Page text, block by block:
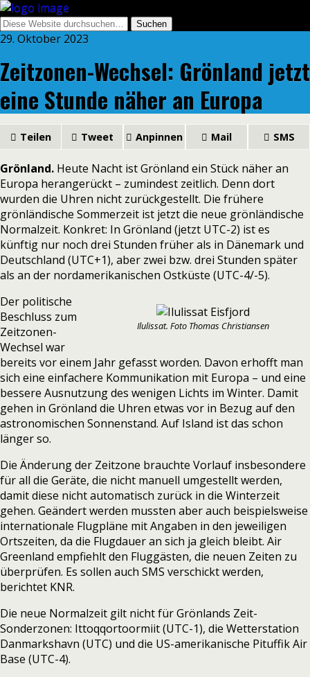
29. Oktober 2023
Zeitzonen-Wechsel: Grönland jetzt
eine Stunde näher an Europa
Teilen Tweet Anpinnen Mail SMS
Grönland. Heute Nacht ist Grönland ein Stück näher an
Europa herangerückt – zumindest zeitlich. Denn dort
wurden die Uhren nicht zurückgestellt. Die frühere
grönländische Sommerzeit ist jetzt die neue grönländische
Normalzeit. Konkret: In Grönland (jetzt UTC-2) ist es
künftig nur noch drei Stunden früher als in Dänemark und
Deutschland (UTC+1), aber zwei bzw. drei Stunden später
als an der nordamerikanischen Ostküste (UTC-4/-5).
Ilulissat. Foto Thomas Christiansen
Der politische
Beschluss zum
Zeitzonen-
Wechsel war
bereits vor einem Jahr gefasst worden. Davon erhofft man
sich eine einfachere Kommunikation mit Europa – und eine
bessere Ausnutzung des wenigen Lichts im Winter. Damit
gehen in Grönland die Uhren etwas vor in Bezug auf den
astronomischen Sonnenstand. Auf Island ist das schon
länger so.
Die Änderung der Zeitzone brauchte Vorlauf insbesondere
für all die Geräte, die nicht manuell umgestellt werden,
damit diese nicht automatisch zurück in die Winterzeit
gehen. Geändert werden mussten aber auch beispielsweise
internationale Flugpläne mit Angaben in den jeweiligen
Ortszeiten, da die Flugdauer an sich ja gleich bleibt. Air
Greenland empfiehlt den Fluggästen, die neuen Zeiten zu
überprüfen. Es sollen auch SMS verschickt werden,
berichtet KNR.
Die neue Normalzeit gilt nicht für Grönlands Zeit-
Sonderzonen: Ittoqqortoormiit (UTC-1), die Wetterstation
Danmarkshavn (UTC) und die US-amerikanische Pituffik Air
Base (UTC-4).